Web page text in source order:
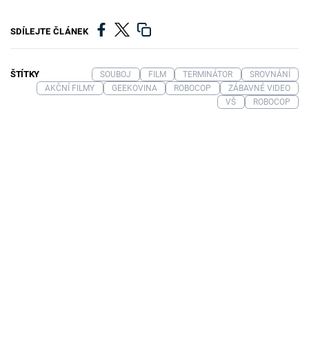
SDÍLEJTE ČLÁNEK
ŠTÍTKY SOUBOJ FILM TERMINÁTOR
SROVNÁNÍ
AKČNÍ FILMY
GEEKOVINA ROBOCOP
ZÁBAVNÉ VIDEO
VŠ
ROBOCOP